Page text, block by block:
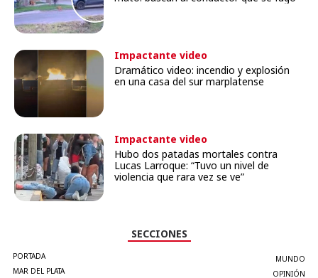
Impactante video
Dramático video: incendio y explosión
en una casa del sur marplatense
Impactante video
Hubo dos patadas mortales contra
Lucas Larroque: “Tuvo un nivel de
violencia que rara vez se ve”
SECCIONES
PORTADA
MAR DEL PLATA
MUNDO
OPINIÓN